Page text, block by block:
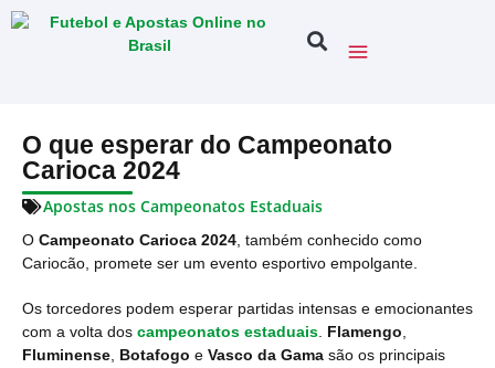
O que esperar do Campeonato
Carioca 2024
Apostas nos Campeonatos Estaduais
O Campeonato Carioca 2024 , também conhecido como
Cariocão, promete ser um evento esportivo empolgante.
Os torcedores podem esperar partidas intensas e emocionantes
com a volta dos campeonatos estaduais Flamengo
Fluminense Botafogo e Vasco da Gama são os principais